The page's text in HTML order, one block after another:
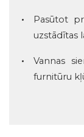
Pasūtot
uzstādītas
Vannas
furnitūru